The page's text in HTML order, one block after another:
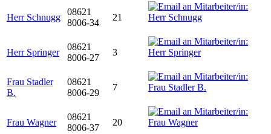
Herr Schnugg
08621
8006-34
21
Herr Springer
08621
8006-27
3
Frau Stadler
B.
08621
8006-29
7
Frau Wagner
08621
8006-37
20